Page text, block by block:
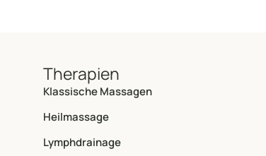
Therapien
Klassische Massagen
Heilmassage
Lymphdrainage